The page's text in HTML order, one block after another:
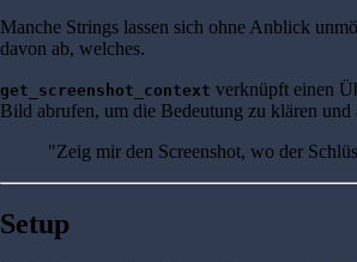
Manche Strings lassen sich ohne Anblick
davon ab, welches.
get_screenshot_context verknüpft einen
Bild abrufen, um die Bedeutung zu klären
"Zeig mir den Screenshot, wo der
Setup